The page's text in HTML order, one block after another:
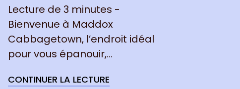
Lecture de 3 minutes -
Bienvenue à Maddox
Cabbagetown, l’endroit idéal
pour vous épanouir,...
CONTINUER LA LECTURE